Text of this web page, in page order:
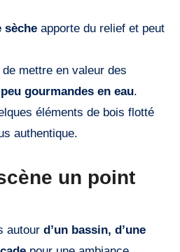
sèche apporte du relief et peut
mettre en valeur des
gourmandes en eau.
éléments de bois flotté
authentique.
un point
autourd’un bassin, d’une